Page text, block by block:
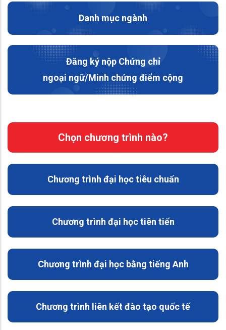
Danh mục ngành
Đăng ký nộp Chứng chỉ
ngoại ngữ/Minh chứng điểm cộng
Chọn chương trình nào?
Chương trình đại học tiêu chuẩn
Chương trình đại học tiên tiến
Chương trình đại học bằng tiếng Anh
Chương trình liên kết đào tạo quốc tế